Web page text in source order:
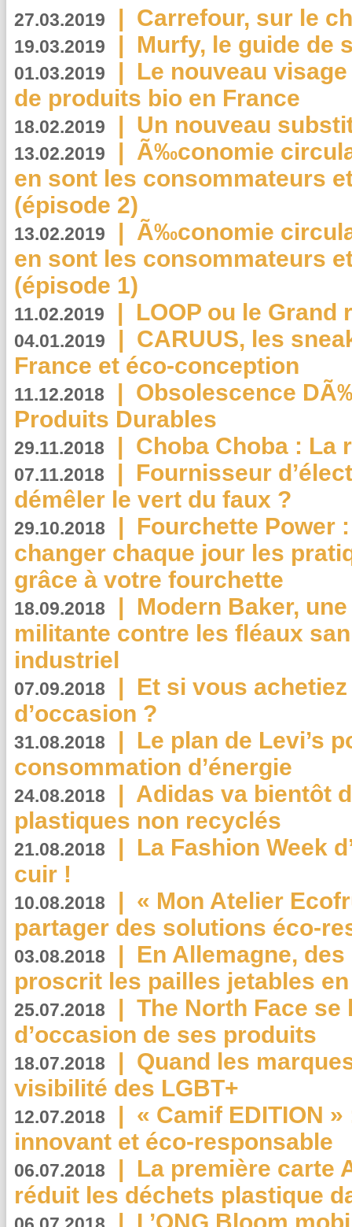
27.03.2019 | Carrefour, sur le
19.03.2019 | Murfy, le guide de
01.03.2019 | Le nouveau
de produits bio en France
18.02.2019 | Un nouveau
13.02.2019 | Ã‰conomie
en sont les consommateurs
(épisode 2)
13.02.2019 | Ã‰conomie
en sont les consommateurs
(épisode 1)
11.02.2019 | LOOP ou le Grand
04.01.2019 | CARUUS, les
France et éco-conception
11.12.2018 | Obsolescence
Produits Durables
29.11.2018 | Choba Choba : La
07.11.2018 | Fournisseur
démêler le vert du faux ?
29.10.2018 | Fourchette Power
changer chaque jour les
grâce à votre fourchette
18.09.2018 | Modern Baker,
militante contre les fléaux
industriel
07.09.2018 | Et si vous
d’occasion ?
31.08.2018 | Le plan de Levi’s
consommation d’énergie
24.08.2018 | Adidas va bientôt
plastiques non recyclés
21.08.2018 | La Fashion Week
cuir !
10.08.2018 | « Mon Atelier
partager des solutions éco-
03.08.2018 | En Allemagne,
proscrit les pailles jetables
25.07.2018 | The North Face se
d’occasion de ses produits
18.07.2018 | Quand les
visibilité des LGBT+
12.07.2018 | « Camif EDITION
innovant et éco-responsable
06.07.2018 | La première carte
réduit les déchets plastique